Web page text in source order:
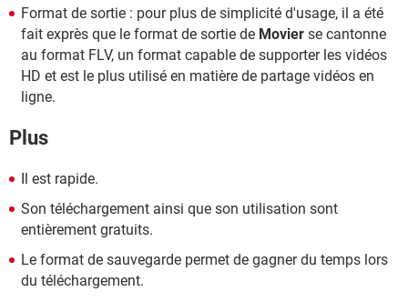
Format de sortie : pour plus de simplicité d'usage, il a été
fait exprès que le format de sortie de Movier se cantonne
au format FLV, un format capable de supporter les vidéos
HD et est le plus utilisé en matière de partage vidéos en
ligne.
Plus
Il est rapide.
Son téléchargement ainsi que son utilisation sont
entièrement gratuits.
Le format de sauvegarde permet de gagner du temps lors
du téléchargement.